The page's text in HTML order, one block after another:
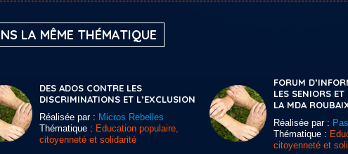
LA MÊME THÉMATIQUE
DES ADOS CONTRE LES
DISCRIMINATIONS ET L’EXCLUSION
Réalisée par : Micros Rebelles
Thématique : Education populaire,
citoyenneté et solidarité
FORUM
LES SENIORS
LA MDA
Réalisée par :
Thématique :
citoyenneté et